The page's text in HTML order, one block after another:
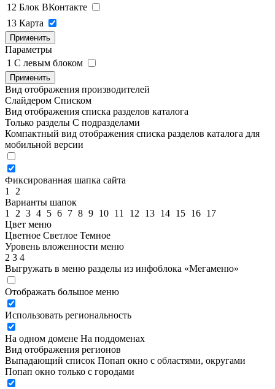
12 Блок ВКонтакте
13 Карта
Применить
Параметры
1 C левым блоком
Применить
Вид отображения производителей
Слайдером Списком
Вид отображения списка разделов каталога
Только разделы С подразделами
Компактный вид отображения списка разделов каталога для
мобильной версии
Фиксированная шапка сайта
1
2
Варианты шапок
1
2 3 4 5 6 7 8 9 10 11 12 13 14 15 16 17
Цвет меню
Цветное Светлое Темное
Уровень вложенности меню
2 3 4
Выгружать в меню разделы из инфоблока «Мегаменю»
Отображать большое меню
Использовать региональность
На одном домене На поддоменах
Вид отображения регионов
Выпадающий список Попап окно c областями, округами
Попап окно только с городами